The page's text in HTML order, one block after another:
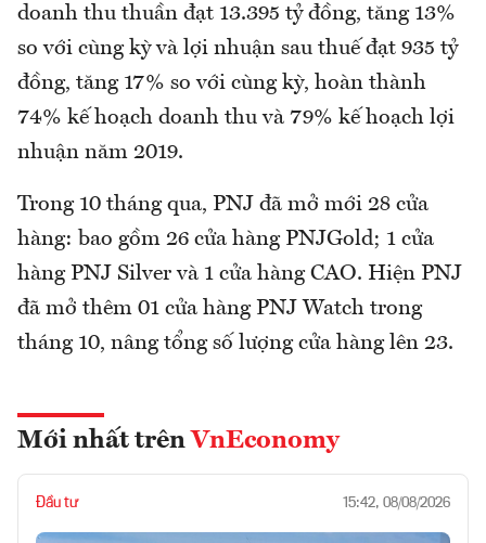
doanh thu thuần đạt 13.395 tỷ đồng, tăng 13%
so với cùng kỳ và lợi nhuận sau thuế đạt 935 tỷ
đồng, tăng 17% so với cùng kỳ, hoàn thành
74% kế hoạch doanh thu và 79% kế hoạch lợi
nhuận năm 2019.
Trong 10 tháng qua, PNJ đã mở mới 28 cửa
hàng: bao gồm 26 cửa hàng PNJGold; 1 cửa
hàng PNJ Silver và 1 cửa hàng CAO. Hiện PNJ
đã mở thêm 01 cửa hàng PNJ Watch trong
tháng 10, nâng tổng số lượng cửa hàng lên 23.
Mới nhất trên VnEconomy
Đầu tư 15:42, 08/08/2026